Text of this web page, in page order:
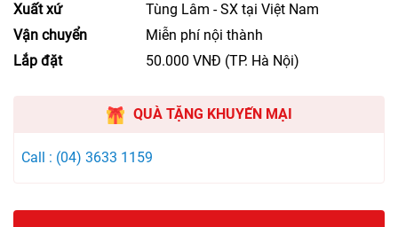
Xuất xứ
Tùng Lâm - SX tại Việt Nam
Vận chuyển
Miễn phí nội thành
Lắp đặt
50.000 VNĐ (TP. Hà Nội)
QUÀ TẶNG KHUYẾN MẠI
Call : (04) 3633 1159